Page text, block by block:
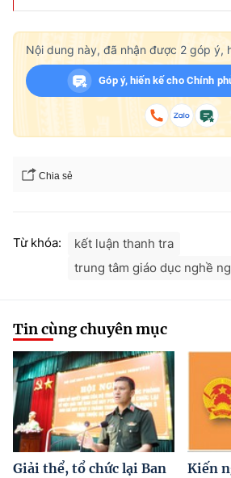
Nội dung này, đã nhận được 2 góp ý,
Góp ý, hiến kế cho Chính
Chia sẻ
Từ khóa:
kết luận thanh tra
trung tâm giáo dục nghề
Tin cùng chuyên mục
Giải thể, tổ chức lại Ban
Kiến